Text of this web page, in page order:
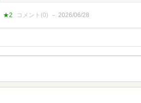
★2 コメント(0) 2026/06/28